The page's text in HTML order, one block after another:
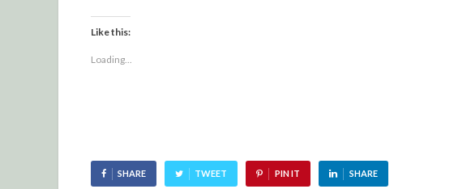
Like this:
Loading...
SHARE TWEET PIN IT SHARE